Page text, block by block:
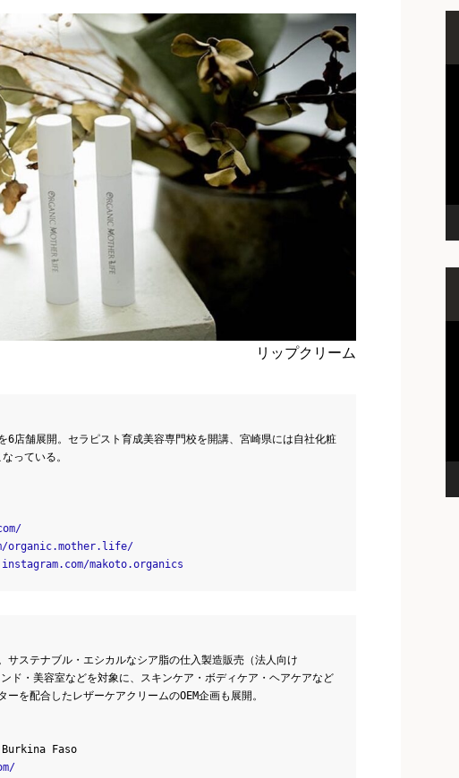
リップクリーム
6店舗展開。セラピスト育成美容専門校を開講、宮崎県には自社化粧
っている。
organic.mother.life/
makoto.organics
サステナブル・エシカルなシア脂の仕入製造販売（法人向け
ド・美容室などを対象に、スキンケア・ボディケア・ヘアケアなど
を配合したレザーケアクリームのOEM企画も展開。
Burkina Faso